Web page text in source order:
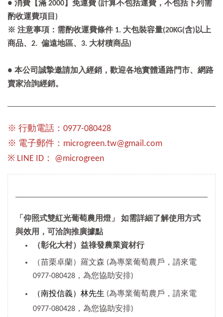
● 消費【滿 2000】免運費 (計算不包括運費，不包括下列需
酌收運費項目)
※ 注意事項：需酌收運費條件 1. 大包裝容量(20KG(含)以上
商品、2. 偏遠地區、3. 大材積商品)
● 本公司誠摯邀請加入經銷，歡迎各地實體通路門市、網路
賣家洽詢經銷。
※ 行動電話：0977-080428
※ 電子郵件：microgreen.tw@gmail.com
※ LINE ID： @microgreen
「仰照式雙紅光葡萄農用燈」 如需詳細了解使用方式
與效用，可洽詢推廣據點
（彰化大村）益祿發農業資材行
（苗栗卓蘭）羅文森 (為專業葡萄農戶，請來電
0977-080428，為您協助安排)
（南投信義）林先生 (為專業葡萄農戶，請來電
0977-080428，為您協助安排)